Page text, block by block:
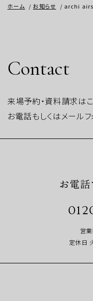
ホーム お知らせ archi
Contact
来場予約・資料請求はこ
お電話もしくはメールフ
お電
営
定休日